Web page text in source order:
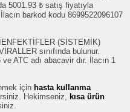
5001.93 ₺ satış fiyatıyla
İlacın barkod kodu 8699522096107
(SİSTEMİK)
sınıfında bulunur.
ATC adı abacavir dır. İlacın 1
için hasta kullanma
Hekimseniz, kısa ürün